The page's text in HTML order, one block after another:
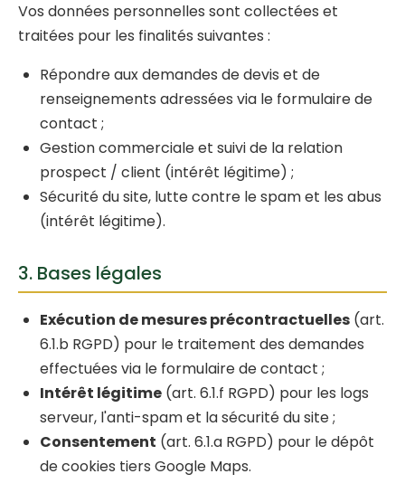
Vos données personnelles sont collectées et
traitées pour les finalités suivantes :
Répondre aux demandes de devis et de
renseignements adressées via le formulaire de
contact ;
Gestion commerciale et suivi de la relation
prospect / client (intérêt légitime) ;
Sécurité du site, lutte contre le spam et les abus
(intérêt légitime).
3. Bases légales
Exécution de mesures précontractuelles (art.
6.1.b RGPD) pour le traitement des demandes
effectuées via le formulaire de contact ;
Intérêt légitime (art. 6.1.f RGPD) pour les logs
serveur, l'anti-spam et la sécurité du site ;
Consentement (art. 6.1.a RGPD) pour le dépôt
de cookies tiers Google Maps.